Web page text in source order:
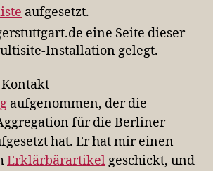
aufgesetzt.
eine Seite dieser
Installation gelegt.
aufgenommen, der die
für die Berliner
hat. Er hat mir einen
Erklärbärartikelgeschickt, und